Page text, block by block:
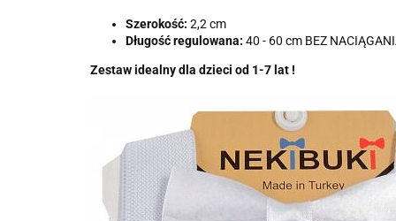
Szerokość: 2,2 cm
Długość regulowana: 40 - 60 cm BEZ
Zestaw idealny dla dzieci od 1-7 lat !